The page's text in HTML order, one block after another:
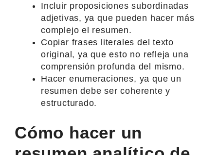
Incluir proposiciones subordinadas
adjetivas, ya que pueden hacer más
complejo el resumen.
Copiar frases literales del texto
original, ya que esto no refleja una
comprensión profunda del mismo.
Hacer enumeraciones, ya que un
resumen debe ser coherente y
estructurado.
Cómo hacer un